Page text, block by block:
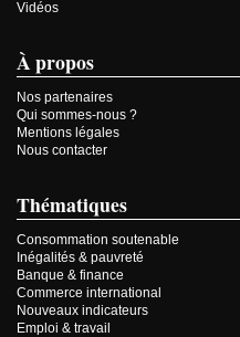
Vidéos
À propos
Nos partenaires
Qui sommes-nous ?
Mentions légales
Nous contacter
Thématiques
Consommation soutenable
Inégalités & pauvreté
Banque & finance
Commerce international
Nouveaux indicateurs
Emploi & travail